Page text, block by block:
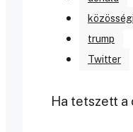
trump
Twitter
Ha tetszett a